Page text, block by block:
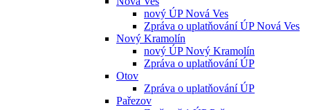
nový ÚP Nová Ves
Zpráva o uplatňování ÚP Nová Ves
Nový Kramolín
nový ÚP Nový Kramolín
Zpráva o uplatňování ÚP
Otov
Zpráva o uplatňování ÚP
Pařezov